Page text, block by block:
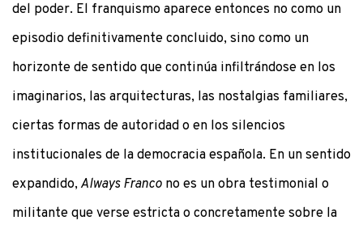
del poder. El franquismo aparece entonces no como un
episodio definitivamente concluido, sino como un
horizonte de sentido que continúa infiltrándose en los
imaginarios, las arquitecturas, las nostalgias familiares,
ciertas formas de autoridad o en los silencios
institucionales de la democracia española. En un sentido
expandido,Always Franco no es un obra testimonial o
militante que verse estricta o concretamente sobre la